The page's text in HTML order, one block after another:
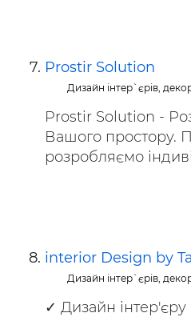
Prostir Solution
Дизайн інтер`єрів,
Prostir Solution -
Вашого простору.
розробляємо
interior Design by
Дизайн інтер`єрів,
✓ Дизайн інтер'єру